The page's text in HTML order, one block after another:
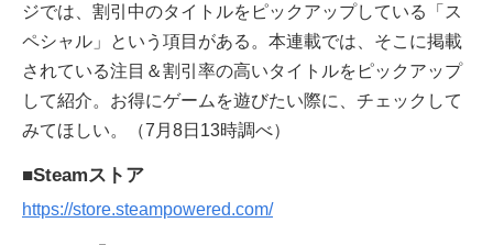
ジでは、割引中のタイトルをピックアップしている「ス
ペシャル」という項目がある。本連載では、そこに掲載
されている注目＆割引率の高いタイトルをピックアップ
して紹介。お得にゲームを遊びたい際に、チェックして
みてほしい。（7月8日13時調べ）
■Steamストア
https://store.steampowered.com/